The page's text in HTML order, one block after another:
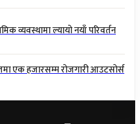
व्यवस्थामा ल्यायो नयाँ परिवर्तन
एक हजारसम्म रोजगारी आउटसोर्स